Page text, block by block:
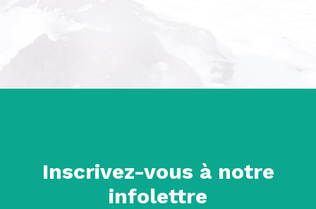
Inscrivez-vous à notre
infolettre